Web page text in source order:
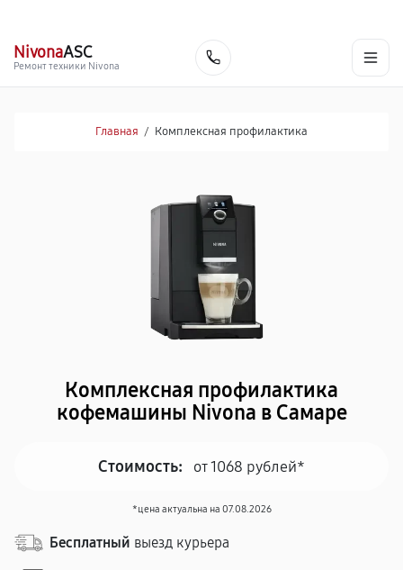
NivonaASC
Ремонт техники Nivona
Главная / Комплексная профилактика
Комплексная профилактика
кофемашины Nivona в Самаре
Стоимость: от 1068 рублей*
*цена актуальна на 07.08.2026
Бесплатный выезд курьера